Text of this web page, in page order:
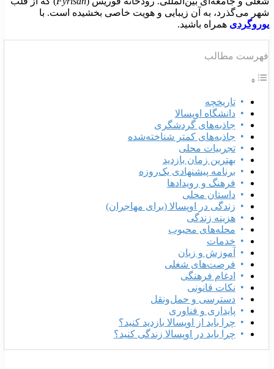
می‌گذرد، به آن زیبایی و هویت خاصی بخشیده است. با
همراه باشید.
مطالب
تاریخچه
دانشگاه اوپسالا
جاذبه‌های گردشگری
جاذبه‌های کمتر شناخته‌شده
تجربیات محلی
بهترین زمان بازدید
برنامه پیشنهادی یک‌روزه
فرهنگ و رویدادها
داستان محلی
زندگی در اوپسالا (برای مهاجران)
هزینه زندگی
محله‌های محبوب
خدمات
آموزش و زبان
فرصت‌های شغلی
ادغام فرهنگی
نکات قانونی
دسترسی و حمل‌ونقل
پایداری و فناوری
چرا باید از اوپسالا بازدید کنید؟
چرا باید در اوپسالا زندگی کنید؟